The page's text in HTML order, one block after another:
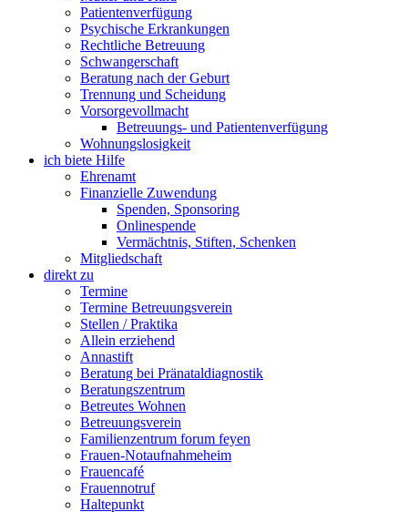
Patientenverfügung
Psychische Erkrankungen
Rechtliche Betreuung
Schwangerschaft
Beratung nach der Geburt
Trennung und Scheidung
Vorsorgevollmacht
Betreuungs- und Patientenverfügung
Wohnungslosigkeit
ich biete Hilfe
Ehrenamt
Finanzielle Zuwendung
Spenden, Sponsoring
Onlinespende
Vermächtnis, Stiften, Schenken
Mitgliedschaft
direkt zu
Termine
Termine Betreuungsverein
Stellen / Praktika
Allein erziehend
Annastift
Beratung bei Pränataldiagnostik
Beratungszentrum
Betreutes Wohnen
Betreuungsverein
Familienzentrum forum feyen
Frauen-Notaufnahmeheim
Frauencafé
Frauennotruf
Haltepunkt